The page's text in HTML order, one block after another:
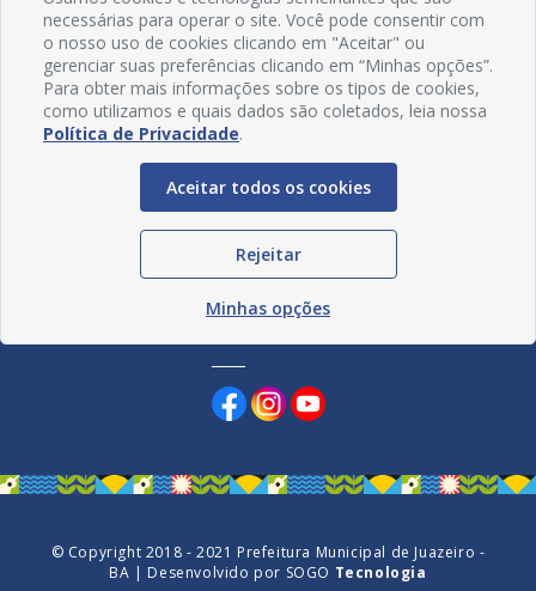
© Copyright 2018 - 2021 Prefeitura Municipal de Juazeiro -
BA | Desenvolvido por SOGO Tecnologia
necessárias para operar o site. Você pode consentir com
o nosso uso de cookies clicando em "Aceitar" ou
gerenciar suas preferências clicando em “Minhas opções”.
Para obter mais informações sobre os tipos de cookies,
como utilizamos e quais dados são coletados, leia nossa
Política de Privacidade.
Aceitar todos os cookies
Rejeitar
Minhas opções